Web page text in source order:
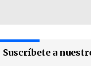
Suscríbete a